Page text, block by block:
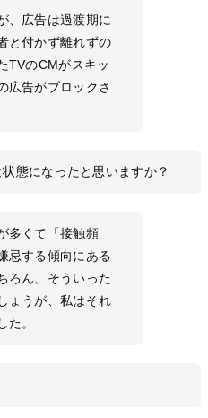
、広告は過渡期に
と付かず離れずの
TVのCMがスキッ
広告がブロックさ
態になったと思いますか？
多くて「接触頻
忌する傾向にある
ろん、そういった
ょうが、私はそれ
た。